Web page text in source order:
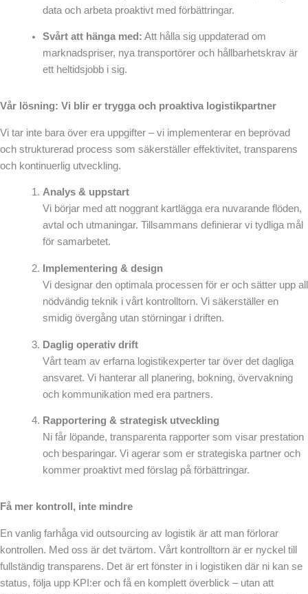
data och arbeta proaktivt med förbättringar.
Svårt att hänga med: Att hålla sig uppdaterad om
marknadspriser, nya transportörer och hållbarhetskrav är
ett heltidsjobb i sig.
Vår lösning: Vi blir er trygga och proaktiva logistikpartner
Vi tar inte bara över era uppgifter – vi implementerar en beprövad
och strukturerad process som säkerställer effektivitet, transparens
och kontinuerlig utveckling.
Analys & uppstart
Vi börjar med att noggrant kartlägga era nuvarande flöden,
avtal och utmaningar. Tillsammans definierar vi tydliga mål
för samarbetet.
Implementering & design
Vi designar den optimala processen för er och sätter upp all
nödvändig teknik i vårt kontrolltorn. Vi säkerställer en
smidig övergång utan störningar i driften.
Daglig operativ drift
Vårt team av erfarna logistikexperter tar över det dagliga
ansvaret. Vi hanterar all planering, bokning, övervakning
och kommunikation med era partners.
Rapportering & strategisk utveckling
Ni får löpande, transparenta rapporter som visar prestation
och besparingar. Vi agerar som er strategiska partner och
kommer proaktivt med förslag på förbättringar.
Få mer kontroll, inte mindre
En vanlig farhåga vid outsourcing av logistik är att man förlorar
kontrollen. Med oss är det tvärtom. Vårt kontrolltorn är er nyckel till
fullständig transparens. Det är ert fönster in i logistiken där ni kan se
status, följa upp KPI:er och få en komplett överblick – utan att